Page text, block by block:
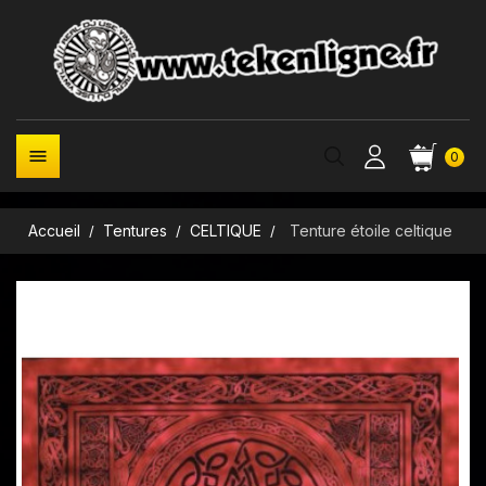
0

Accueil Tentures CELTIQUE Tenture étoile celtique